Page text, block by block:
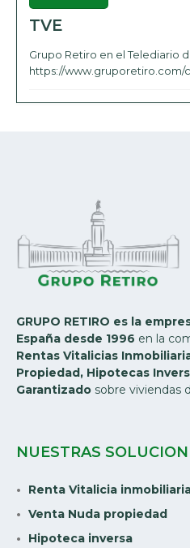
TVE
Grupo Retiro en el Telediario de
https://www.gruporetiro.com/
GRUPO RETIRO es la
España desde 1996 en la
Rentas Vitalicias
Propiedad, Hipotecas
Garantizado sobre viviendas
NUESTRAS
Renta Vitalicia
Venta Nuda propiedad
Hipoteca inversa